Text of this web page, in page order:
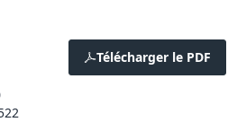
Télécharger le PDF